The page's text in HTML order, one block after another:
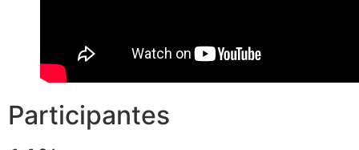
Participantes